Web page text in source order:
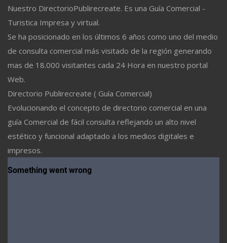
Nuestro DirectorioPublirecreate. Es una Guía Comercial -
Turistica Impresa y virtual.
Se ha posicionado en los últimos 6 años como uno del medio
de consulta comercial más visitado de la región generando
mas de 18.000 visitantes cada 24 Hora en nuestro portal
Web.
Directorio Publirecreate ( Guía Comercial)
Evolucionando el concepto de directorio comercial en una
guía Comercial de fácil consulta reflejando un alto nivel
estético y funcional adaptado a los medios digitales e
impresos.